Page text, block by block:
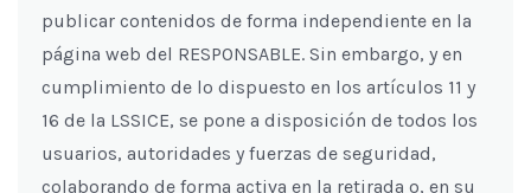
publicar contenidos de forma independiente en la
página web del RESPONSABLE. Sin embargo, y en
cumplimiento de lo dispuesto en los artículos 11 y
16 de la LSSICE, se pone a disposición de todos los
usuarios, autoridades y fuerzas de seguridad,
colaborando de forma activa en la retirada o, en su